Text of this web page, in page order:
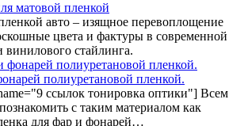
матовой пленкой
авто – изящное перевоплощение
цвета и фактуры в современной
стайлинга.
полиуретановой пленкой.
ссылок тонировка оптики"] Всем
с таким материалом как
для фар и фонарей…